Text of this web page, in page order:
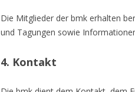
Die Mitglieder der bmk erhalten
und Tagungen sowie
4. Kontakt